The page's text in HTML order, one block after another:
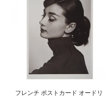
フレンチ ポストカード オードリ